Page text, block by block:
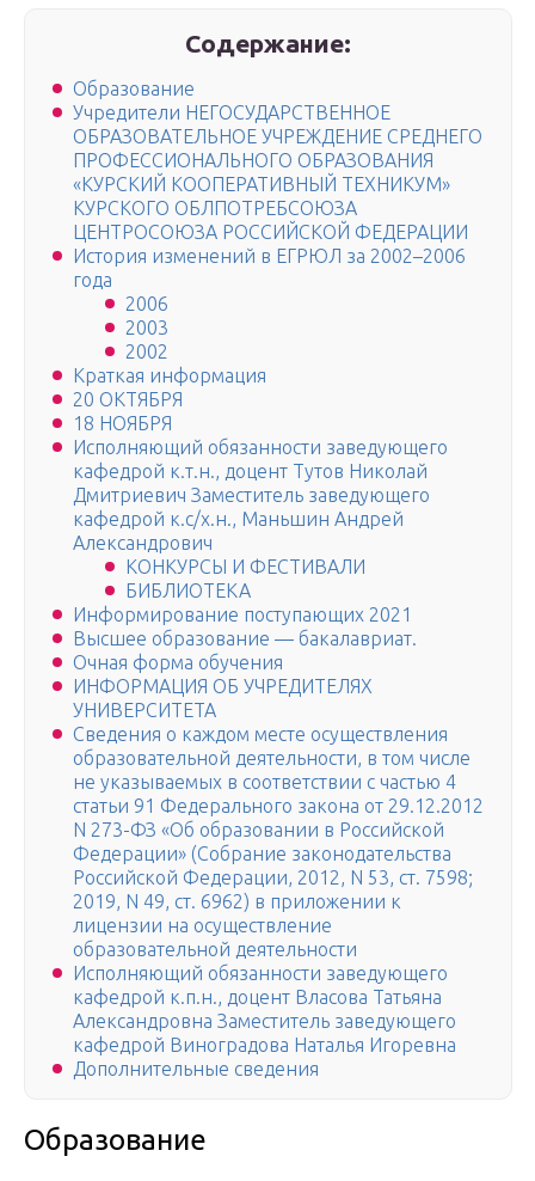
Содержание:
Образование
Учредители НЕГОСУДАРСТВЕННОЕ
ОБРАЗОВАТЕЛЬНОЕ УЧРЕЖДЕНИЕ СРЕДНЕГО
ПРОФЕССИОНАЛЬНОГО ОБРАЗОВАНИЯ
«КУРСКИЙ КООПЕРАТИВНЫЙ ТЕХНИКУМ»
КУРСКОГО ОБЛПОТРЕБСОЮЗА
ЦЕНТРОСОЮЗА РОССИЙСКОЙ ФЕДЕРАЦИИ
История изменений в ЕГРЮЛ за 2002–2006
года
2006
2003
2002
Краткая информация
20 ОКТЯБРЯ
18 НОЯБРЯ
Исполняющий обязанности заведующего
кафедрой к.т.н., доцент Тутов Николай
Дмитриевич Заместитель заведующего
кафедрой к.с/х.н., Маньшин Андрей
Александрович
КОНКУРСЫ И ФЕСТИВАЛИ
БИБЛИОТЕКА
Информирование поступающих 2021
Высшее образование — бакалавриат.
Очная форма обучения
ИНФОРМАЦИЯ ОБ УЧРЕДИТЕЛЯХ
УНИВЕРСИТЕТА
Сведения о каждом месте осуществления
образовательной деятельности, в том числе
не указываемых в соответствии с частью 4
статьи 91 Федерального закона от 29.12.2012
N 273-ФЗ «Об образовании в Российской
Федерации» (Собрание законодательства
Российской Федерации, 2012, N 53, ст. 7598;
2019, N 49, ст. 6962) в приложении к
лицензии на осуществление
образовательной деятельности
Исполняющий обязанности заведующего
кафедрой к.п.н., доцент Власова Татьяна
Александровна Заместитель заведующего
кафедрой Виноградова Наталья Игоревна
Дополнительные сведения
Образование